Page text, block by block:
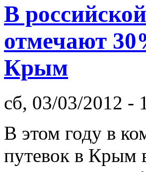
В
отмечают
Крым
сб, 03/03/2012 -
В этом году в
путевок в Крым